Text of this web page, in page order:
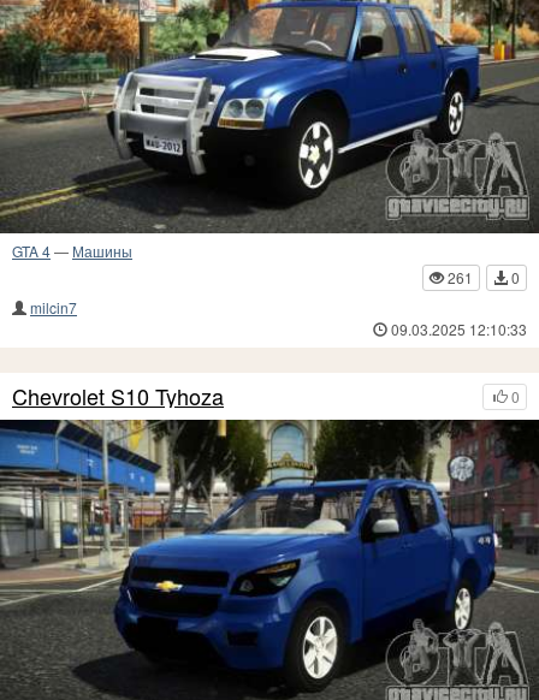
GTA 4— Машины
261
0
milcin7
09.03.2025 12:10:33
0
Chevrolet S10 Tyhoza